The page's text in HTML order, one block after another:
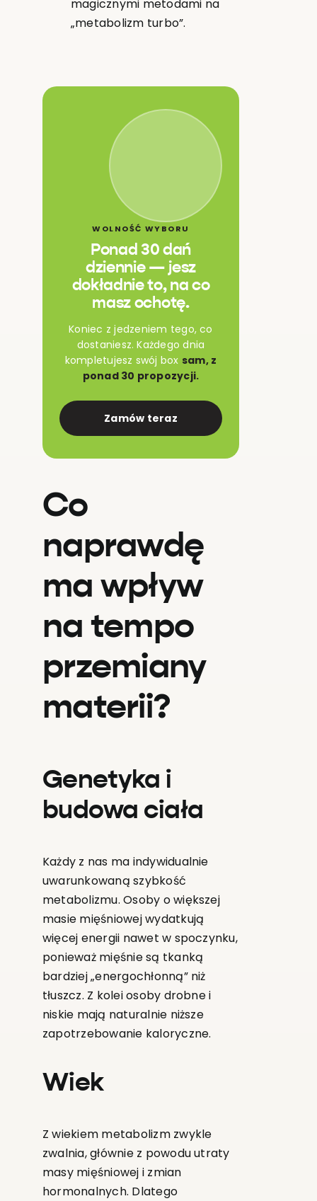
magicznymi metodami na
„metabolizm turbo”.
WOLNOŚĆ WYBORU
Ponad 30 dań
dziennie — jesz
dokładnie to, na co
masz ochotę.
Koniec z jedzeniem tego, co
dostaniesz. Każdego dnia
kompletujesz swój box sam, z
ponad 30 propozycji.
Zamów teraz
Co
naprawdę
ma wpływ
na tempo
przemiany
materii?
Genetyka i
budowa ciała
Każdy z nas ma indywidualnie
uwarunkowaną szybkość
metabolizmu. Osoby o większej
masie mięśniowej wydatkują
więcej energii nawet w spoczynku,
ponieważ mięśnie są tkanką
bardziej „energochłonną” niż
tłuszcz. Z kolei osoby drobne i
niskie mają naturalnie niższe
zapotrzebowanie kaloryczne.
Wiek
Z wiekiem metabolizm zwykle
zwalnia, głównie z powodu utraty
masy mięśniowej i zmian
hormonalnych. Dlatego